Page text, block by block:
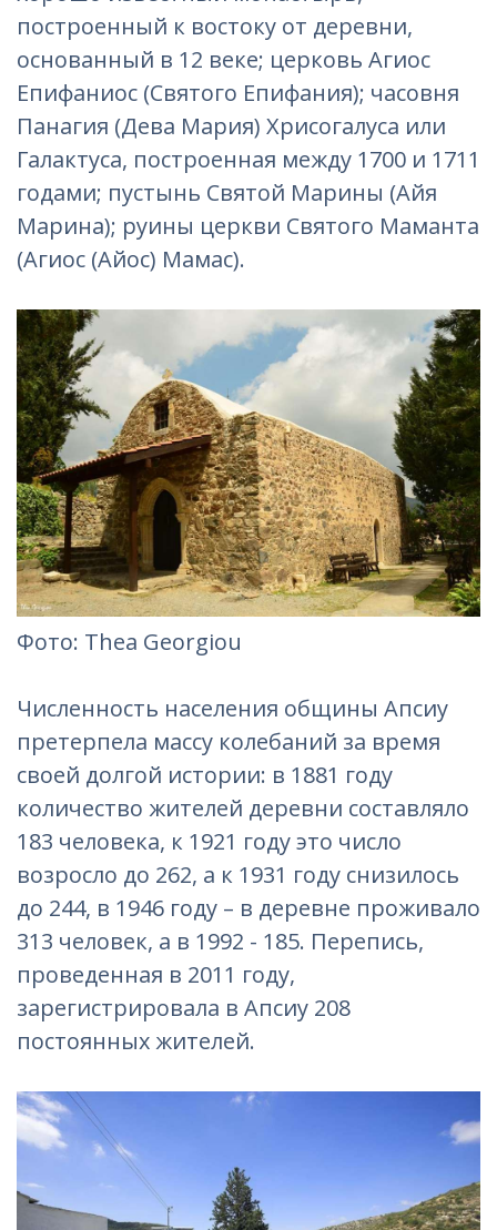
построенный к востоку от деревни,
основанный в 12 веке; церковь Агиос
Епифаниос (Святого Епифания); часовня
Панагия (Дева Мария) Хрисогалуса или
Галактуса, построенная между 1700 и 1711
годами; пустынь Святой Марины (Айя
Марина); руины церкви Святого Маманта
(Агиос (Айос) Мамас).
Фотo: Thea Georgiou
Численность населения общины Апсиу
претерпела массу колебаний за время
своей долгой истории: в 1881 году
количество жителей деревни составляло
183 человека, к 1921 году это число
возросло до 262, а к 1931 году снизилось
до 244, в 1946 году – в деревне проживало
313 человек, а в 1992 - 185. Перепись,
проведенная в 2011 году,
зарегистрировала в Апсиу 208
постоянных жителей.